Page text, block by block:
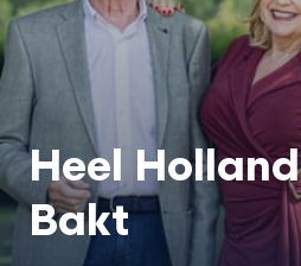
Heel Holland
Bakt